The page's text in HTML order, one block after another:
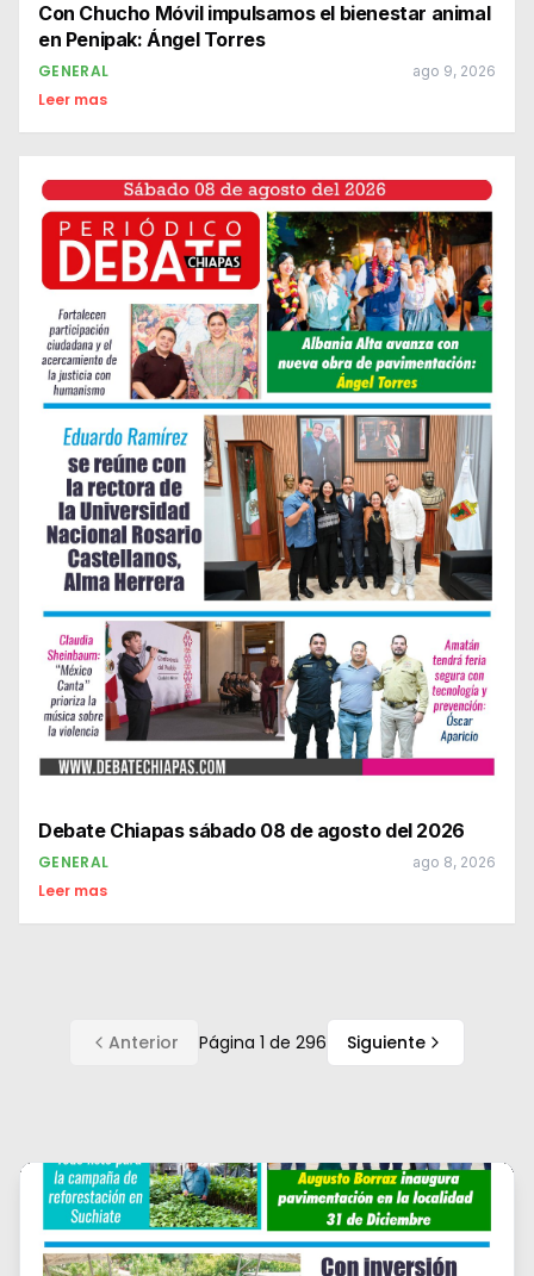
Con Chucho Móvil impulsamos el bienestar animal
en Penipak: Ángel Torres
GENERAL ago 9, 2026
Leer mas
Debate Chiapas sábado 08 de agosto del 2026
GENERAL ago 8, 2026
Leer mas
Anterior Página 1 de 296 Siguiente